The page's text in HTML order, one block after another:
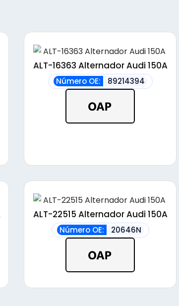
ALT-16363 Alternador Audi 150A
Número OE: 89214394
ALT-22515 Alternador Audi 150A
Número OE: 20646N